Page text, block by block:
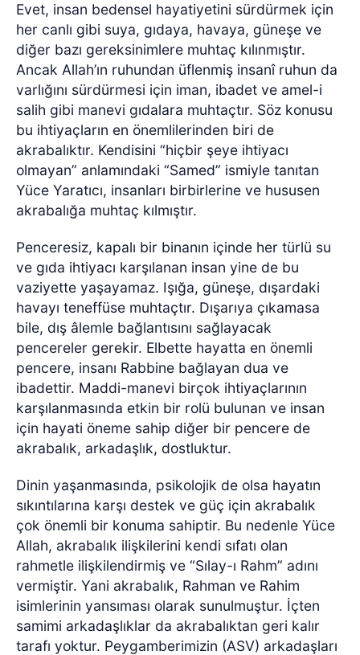
Evet, insan bedensel hayatiyetini sürdürmek için
her canlı gibi suya, gıdaya, havaya, güneşe ve
diğer bazı gereksinimlere muhtaç kılınmıştır.
Ancak Allah’ın ruhundan üflenmiş insanî ruhun da
varlığını sürdürmesi için iman, ibadet ve amel-i
salih gibi manevi gıdalara muhtaçtır. Söz konusu
bu ihtiyaçların en önemlilerinden biri de
akrabalıktır. Kendisini “hiçbir şeye ihtiyacı
olmayan” anlamındaki “Samed” ismiyle tanıtan
Yüce Yaratıcı, insanları birbirlerine ve hususen
akrabalığa muhtaç kılmıştır.
Penceresiz, kapalı bir binanın içinde her türlü su
ve gıda ihtiyacı karşılanan insan yine de bu
vaziyette yaşayamaz. Işığa, güneşe, dışardaki
havayı teneffüse muhtaçtır. Dışarıya çıkamasa
bile, dış âlemle bağlantısını sağlayacak
pencereler gerekir. Elbette hayatta en önemli
pencere, insanı Rabbine bağlayan dua ve
ibadettir. Maddi-manevi birçok ihtiyaçlarının
karşılanmasında etkin bir rolü bulunan ve insan
için hayati öneme sahip diğer bir pencere de
akrabalık, arkadaşlık, dostluktur.
Dinin yaşanmasında, psikolojik de olsa hayatın
sıkıntılarına karşı destek ve güç için akrabalık
çok önemli bir konuma sahiptir. Bu nedenle Yüce
Allah, akrabalık ilişkilerini kendi sıfatı olan
rahmetle ilişkilendirmiş ve “Sılay-ı Rahm” adını
vermiştir. Yani akrabalık, Rahman ve Rahim
isimlerinin yansıması olarak sunulmuştur. İçten
samimi arkadaşlıklar da akrabalıktan geri kalır
tarafı yoktur. Peygamberimizin (ASV) arkadaşları